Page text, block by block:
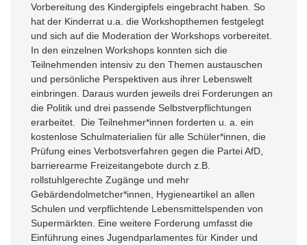
Vorbereitung des Kindergipfels eingebracht haben. So
hat der Kinderrat u.a. die Workshopthemen festgelegt
und sich auf die Moderation der Workshops vorbereitet.
In den einzelnen Workshops konnten sich die
Teilnehmenden intensiv zu den Themen austauschen
und persönliche Perspektiven aus ihrer Lebenswelt
einbringen. Daraus wurden jeweils drei Forderungen an
die Politik und drei passende Selbstverpflichtungen
erarbeitet. Die Teilnehmer*innen forderten u. a. ein
kostenlose Schulmaterialien für alle Schüler*innen, die
Prüfung eines Verbotsverfahren gegen die Partei AfD,
barrierearme Freizeitangebote durch z.B.
rollstuhlgerechte Zugänge und mehr
Gebärdendolmetcher*innen, Hygieneartikel an allen
Schulen und verpflichtende Lebensmittelspenden von
Supermärkten. Eine weitere Forderung umfasst die
Einführung eines Jugendparlamentes für Kinder und